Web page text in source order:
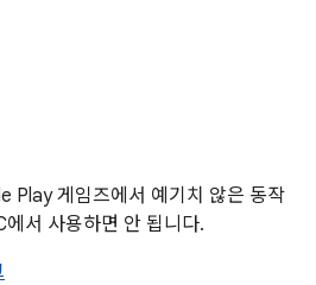
Play 게임즈에서 예기치 않은 동작
서 사용하면 안 됩니다.